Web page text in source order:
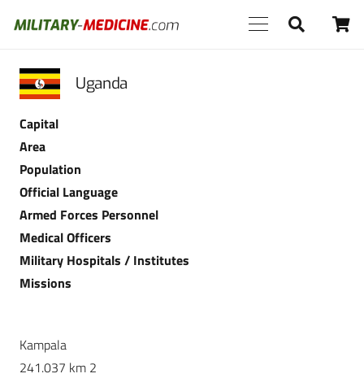
Uganda
Capital
Area
Population
Official Language
Armed Forces Personnel
Medical Officers
Military Hospitals / Institutes
Missions
Kampala
241.037 km 2